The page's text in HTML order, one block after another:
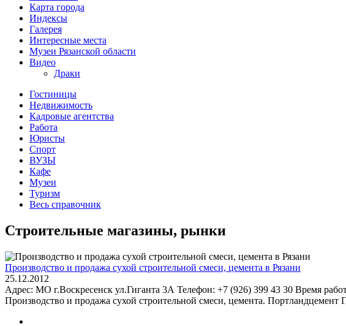
Карта города
Индексы
Галерея
Интересные места
Музеи Рязанской области
Видео
Драки
Гостиницы
Недвижимость
Кадровые агентства
Работа
Юристы
Спорт
ВУЗЫ
Кафе
Музеи
Туризм
Весь справочник
Строительные магазины, рынки
Производство и продажа сухой строительной смеси, цемента в Рязани
25.12.2012
Адрес: МО г.Воскресенск ул.Гиганта 3А Телефон: +7 (926) 399 43 30 Время
Производство и продажа сухой строительной смеси, цемента. Портландцемент